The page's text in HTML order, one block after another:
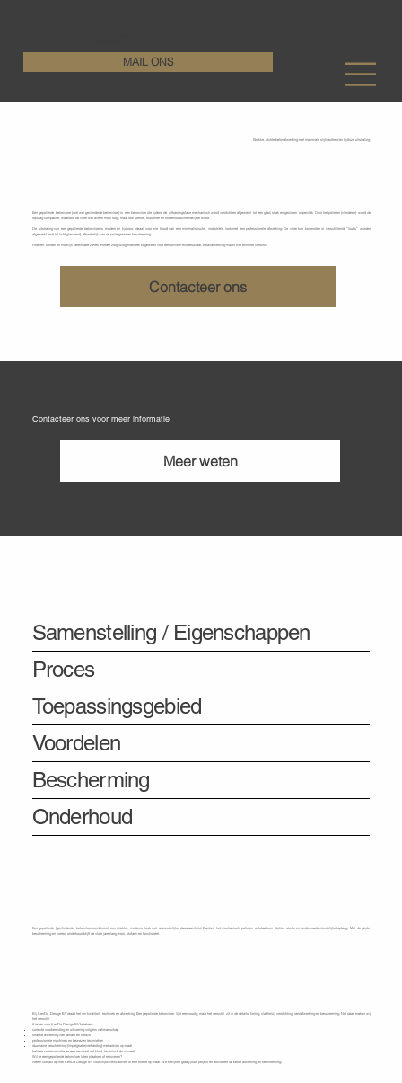
MAIL ONS
Strakke, dichte betonafwerking met maximale slijtvastheid en tijdloze uitstraling
Een gepolierde betonvloer (ook wel gevlinderde betonvloer) is een betonvloer die tijdens de uithardingsfase mechanisch wordt verdicht en afgewerkt tot een glad, strak en gesloten oppervlak. Door het polieren (vlinderen) wordt de
toplaag compacter, waardoor de vloer niet alleen mooi oogt, maar ook sterker, stofarmer en onderhoudsvriendelijker wordt.
De uitstraling van een gepolierde betonvloer is modern en tijdloos: ideaal voor wie houdt van een minimalistische, industriële look met een professionele afwerking. De vloer kan bovendien in verschillende “looks” worden
afgewerkt (mat tot licht glanzend), afhankelijk van de poliergraad en bescherming.
Hoeken, randen en moeilijk bereikbare zones worden zorgvuldig manueel bijgewerkt voor een uniform eindresultaat, detailafwerking maakt hier echt het verschil.
Contacteer ons
Contacteer ons voor meer informatie
Meer weten
Samenstelling / Eigenschappen
Proces
Toepassingsgebied
Voordelen
Bescherming
Onderhoud
Een gepolierde (gevlinderde) betonvloer combineert een strakke, moderne look met uitzonderlijke duurzaamheid. Dankzij het mechanisch polieren ontstaat een dichte, sterke en onderhoudsvriendelijke toplaag. Met de juiste
bescherming en correct onderhoud blijft de vloer jarenlang mooi, stofarm en functioneel.
BijKenDa Design BVdraait het om kwaliteit, techniek en afwerking. Een gepolierde betonvloer lijkt eenvoudig, maar het verschil zit in de details: timing, vlakheid, verdichting, randafwerking en bescherming. Net daar maken wij
het verschil.
Kiezen voorKenDa Design BV betekent:
correcte voorbereiding en uitvoering volgens vakmanschap
strakke afwerking van randen en details
professionele machines en bewezen technieken
duurzame bescherming (impregnatie/verharding) met advies op maat
heldere communicatie en een resultaat dat klopt, technisch én visueel
Wil je een gepolierde betonvloer laten plaatsen of renoveren?
Neem contact op metKenDa Design BVvoor vrijblijvend advies of een offerte op maat. We bekijken graag jouw project en adviseren de beste afwerking en bescherming.